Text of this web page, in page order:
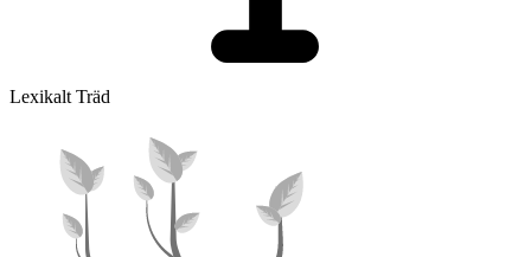
Lexikalt Träd